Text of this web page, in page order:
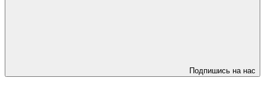
Подпишись на нас